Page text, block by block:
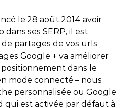
le 28 août 2014 avoir
ses SERP, il est
partages de vos urls
Google + va améliorer
dans le
mode connecté – nous
personnalisée ou Google
qui est activée par défaut à